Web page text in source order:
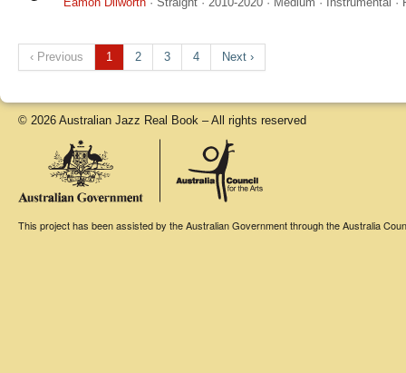
‹ Previous 1 2 3 4 Next ›
© 2026 Australian Jazz Real Book – All rights reserved
This project has been assisted by the Australian Government through the Australia